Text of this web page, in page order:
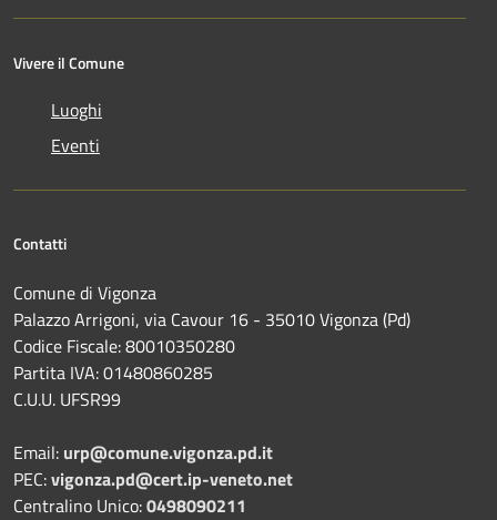
Vivere il Comune
Luoghi
Eventi
Contatti
Comune di Vigonza
Palazzo Arrigoni, via Cavour 16 - 35010 Vigonza (Pd)
Codice Fiscale: 80010350280
Partita IVA: 01480860285
C.U.U. UFSR99
Email: urp@comune.vigonza.pd.it
PEC:vigonza.pd@cert.ip-veneto.net
Centralino Unico:0498090211